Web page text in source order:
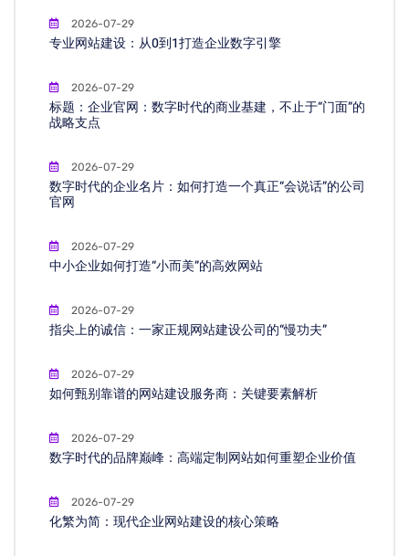
2026-07-29
专业网站建设：从0到1打造企业数字引擎
2026-07-29
标题：企业官网：数字时代的商业基建，不止于“门面”的
战略支点
2026-07-29
数字时代的企业名片：如何打造一个真正“会说话”的公司
官网
2026-07-29
中小企业如何打造“小而美”的高效网站
2026-07-29
指尖上的诚信：一家正规网站建设公司的“慢功夫”
2026-07-29
如何甄别靠谱的网站建设服务商：关键要素解析
2026-07-29
数字时代的品牌巅峰：高端定制网站如何重塑企业价值
2026-07-29
化繁为简：现代企业网站建设的核心策略